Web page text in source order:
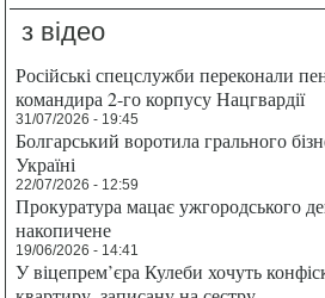
з відео
Російські спецслужби переконали
командира 2-го корпусу Нацгвардії
31/07/2026 - 19:45
Болгарський воротила грального
Україні
22/07/2026 - 12:59
Прокуратура мацає ужгородського
накопичене
19/06/2026 - 14:41
У віцепрем’єра Кулеби хочуть